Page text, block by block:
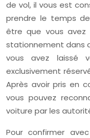
de vol, il vous est
prendre le temps
être que vous avez
stationnement dans
vous avez laissé
exclusivement
Après avoir pris en
vous pouvez
voiture par les
Pour confirmer